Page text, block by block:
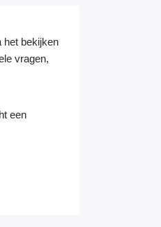
het bekijken
vragen,
een